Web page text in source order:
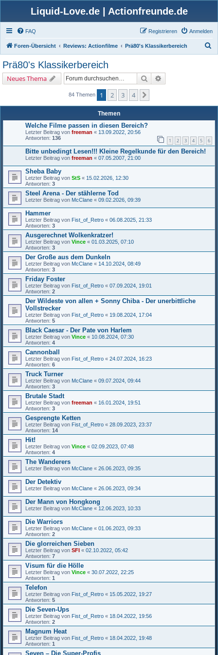
Liquid-Love.de | Actionfreunde.de
FAQ Anmelden
Registrieren
Foren-Übersicht Reviews: Actionfilme Prä80's Klassikerbereich
Prä80's Klassikerbereich
Neues Thema Suche
84 Themen 1 2 3 4
Themen
Welche Filme passen in diesen Bereich?
Letzter Beitrag von freeman « 13.09.2022, 20:56
Antworten: 136 1 2 3 4 5 6
Bitte unbedingt Lesen!!! Kleine Regelkunde für den Bereich!
Letzter Beitrag von freeman « 07.05.2007, 21:00
Sheba Baby
Letzter Beitrag von StS « 15.02.2026, 12:30
Antworten: 3
Steel Arena - Der stählerne Tod
Letzter Beitrag von McClane « 09.02.2026, 09:39
Hammer
Letzter Beitrag von Fist_of_Retro « 06.08.2025, 21:33
Antworten: 3
Ausgerechnet Wolkenkratzer!
Letzter Beitrag von Vince « 01.03.2025, 07:10
Antworten: 3
Der Große aus dem Dunkeln
Letzter Beitrag von McClane « 14.10.2024, 08:49
Antworten: 3
Friday Foster
Letzter Beitrag von Fist_of_Retro « 07.09.2024, 19:01
Antworten: 2
Der Wildeste von allen + Sonny Chiba - Der unerbittliche
Vollstrecker
Letzter Beitrag von Fist_of_Retro « 19.08.2024, 17:04
Antworten: 5
Black Caesar - Der Pate von Harlem
Letzter Beitrag von Vince « 10.08.2024, 07:30
Antworten: 4
Cannonball
Letzter Beitrag von Fist_of_Retro « 24.07.2024, 16:23
Antworten: 6
Truck Turner
Letzter Beitrag von McClane « 09.07.2024, 09:44
Antworten: 3
Brutale Stadt
Letzter Beitrag von freeman « 16.01.2024, 19:51
Antworten: 3
Gesprengte Ketten
Letzter Beitrag von Fist_of_Retro « 28.09.2023, 23:37
Antworten: 14
Hit!
Letzter Beitrag von Vince « 02.09.2023, 07:48
Antworten: 4
The Wanderers
Letzter Beitrag von McClane « 26.06.2023, 09:35
Der Detektiv
Letzter Beitrag von McClane « 26.06.2023, 09:34
Der Mann von Hongkong
Letzter Beitrag von McClane « 12.06.2023, 10:33
Die Warriors
Letzter Beitrag von McClane « 01.06.2023, 09:33
Antworten: 2
Die glorreichen Sieben
Letzter Beitrag von SFI « 02.10.2022, 05:42
Antworten: 7
Visum für die Hölle
Letzter Beitrag von Vince « 30.07.2022, 22:25
Antworten: 1
Telefon
Letzter Beitrag von Fist_of_Retro « 15.05.2022, 19:27
Antworten: 5
Die Seven-Ups
Letzter Beitrag von Fist_of_Retro « 18.04.2022, 19:56
Antworten: 2
Magnum Heat
Letzter Beitrag von Fist_of_Retro « 18.04.2022, 19:48
Antworten: 1
Seven – Die Super-Profis